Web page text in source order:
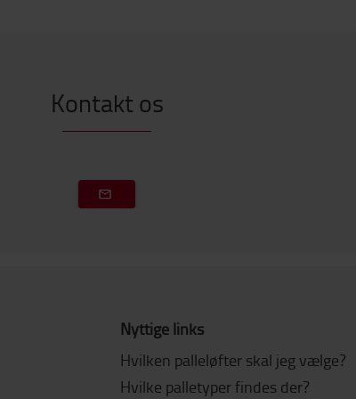
Kontakt os
Nyttige links
Hvilken palleløfter skal jeg vælge?
Hvilke palletyper findes der?